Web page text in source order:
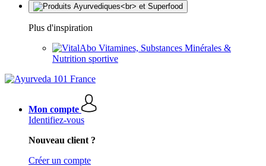
Plus d'inspiration
Vitamines, Substances Minérales &
Nutrition sportive
Mon compte
Identifiez-vous
Nouveau client ?
Créer un compte